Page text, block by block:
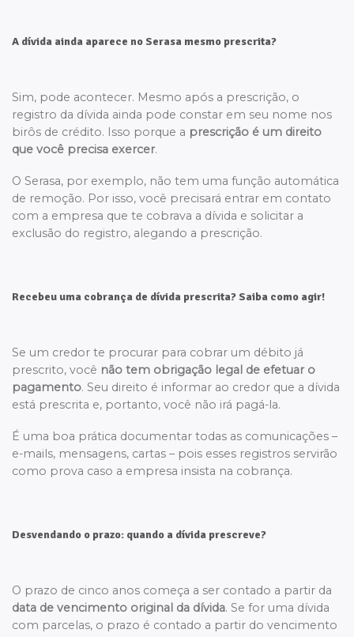
A dívida ainda aparece no Serasa mesmo prescrita?
Sim, pode acontecer. Mesmo após a prescrição, o
registro da dívida ainda pode constar em seu nome nos
birôs de crédito. Isso porque a prescrição é um direito
que você precisa exercer.
O Serasa, por exemplo, não tem uma função automática
de remoção. Por isso, você precisará entrar em contato
com a empresa que te cobrava a dívida e solicitar a
exclusão do registro, alegando a prescrição.
Recebeu uma cobrança de dívida prescrita? Saiba como agir!
Se um credor te procurar para cobrar um débito já
prescrito, você não tem obrigação legal de efetuar o
pagamento. Seu direito é informar ao credor que a dívida
está prescrita e, portanto, você não irá pagá-la.
É uma boa prática documentar todas as comunicações –
e-mails, mensagens, cartas – pois esses registros servirão
como prova caso a empresa insista na cobrança.
Desvendando o prazo: quando a dívida prescreve?
O prazo de cinco anos começa a ser contado a partir da
data de vencimento original da dívida. Se for uma dívida
com parcelas, o prazo é contado a partir do vencimento